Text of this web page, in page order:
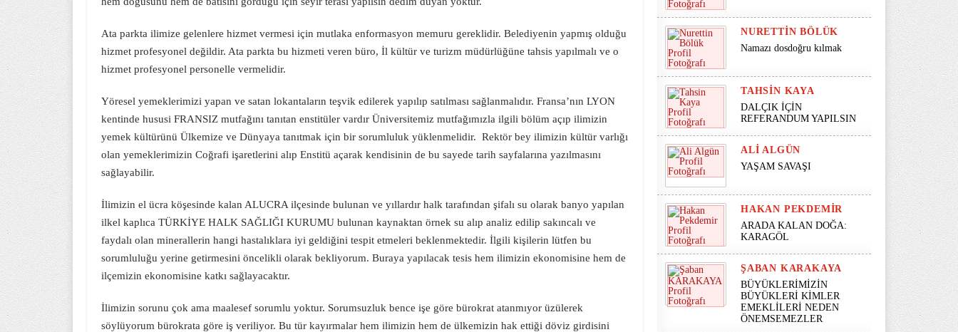
Ata parkta ilimize gelenlere hizmet vermesi için mutlaka enformasyon memuru gereklidir. Belediyenin yapmış olduğu
hizmet profesyonel değildir. Ata parkta bu hizmeti veren büro, İl kültür ve turizm müdürlüğüne tahsis yapılmalı ve o
hizmet profesyonel personelle vermelidir.
Yöresel yemeklerimizi yapan ve satan lokantaların teşvik edilerek yapılıp satılması sağlanmalıdır. Fransa’nın LYON
kentinde hususi FRANSIZ mutfağını tanıtan enstitüler vardır Üniversitemiz mutfağımızla ilgili bölüm açıp ilimizin
yemek kültürünü Ülkemize ve Dünyaya tanıtmak için bir sorumluluk yüklenmelidir. Rektör bey ilimizin kültür varlığı
olan yemeklerimizin Coğrafi işaretlerini alıp Enstitü açarak kendisinin de bu sayede tarih sayfalarına yazılmasını
sağlayabilir.
İlimizin el ücra köşesinde kalan ALUCRA ilçesinde bulunan ve yıllardır halk tarafından şifalı su olarak banyo yapılan
ilkel kaplıca TÜRKİYE HALK SAĞLIĞI KURUMU bulunan kaynaktan örnek su alıp analiz edilip sakıncalı ve
faydalı olan minerallerin hangi hastalıklara iyi geldiğini tespit etmeleri beklenmektedir. İlgili kişilerin lütfen bu
sorumluluğu yerine getirmesini öncelikli olarak bekliyorum. Buraya yapılacak tesis hem ilimizin ekonomisine hem de
ilçemizin ekonomisine katkı sağlayacaktır.
İlimizin sorunu çok ama maalesef sorumlu yoktur. Sorumsuzluk bence işe göre bürokrat atanmıyor üzülerek
söylüyorum bürokrata göre iş veriliyor. Bu tür kayırmalar hem ilimizin hem de ülkemizin hak ettiği döviz girdisini
NURETTIN BÖLÜK
Namazı dosdoğru kılmak
TAHSIN KAYA
DALÇIK İÇİN
REFERANDUM YAPILSIN
ALI ALGÜN
YAŞAM SAVAŞI
HAKAN PEKDEMIR
ARADA KALAN DOĞA:
KARAGÖL
ŞABAN KARAKAYA
BÜYÜKLERİMİZİN
BÜYÜKLERİ KİMLER
EMEKLİLERİ NEDEN
ÖNEMSEMEZLER